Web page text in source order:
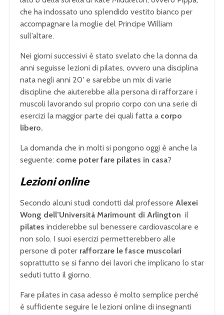
che ha indossato uno splendido vestito bianco per
accompagnare la moglie del Principe William
sull’altare.
Nei giorni successivi è stato svelato che la donna da
anni seguisse lezioni di pilates, ovvero una disciplina
nata negli anni 20′ e sarebbe un mix di varie
discipline che aiuterebbe alla persona di rafforzare i
muscoli lavorando sul proprio corpo con una serie di
esercizi la maggior parte dei quali fatta a corpo
libero.
La domanda che in molti si pongono oggi è anche la
seguente: come poter fare pilates in casa?
Lezioni online
Secondo alcuni studi condotti dal professore Alexei
Wong dell’Università Marimount di Arlington il
pilates inciderebbe sul benessere cardiovascolare e
non solo. I suoi esercizi permetterebbero alle
persone di poter rafforzare le fasce muscolari
soprattutto se si fanno dei lavori che implicano lo star
seduti tutto il giorno.
Fare pilates in casa adesso è molto semplice perché
è sufficiente seguire le lezioni online di insegnanti